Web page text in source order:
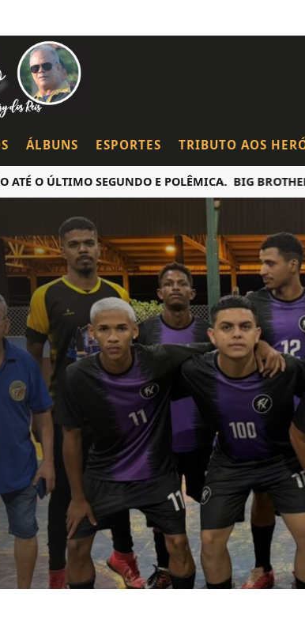
ÁLBUNS ESPORTES TRIBUTO AOS
ÚLTIMO SEGUNDO E POLÊMICA. BIG BROTHER BI